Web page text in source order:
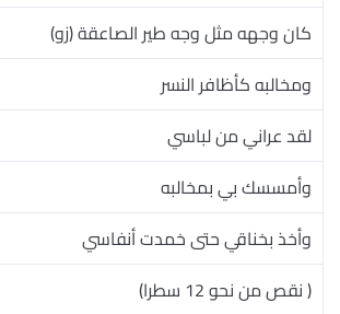
كان وجهه مثل وجه طير الصاعقة (زو)
ومخالبه كأظافر النسر
لقد عراني من لباسي
وأمسسك بي بمخالبه
وأخذ بخناقي حتى خمدت أنفاسي
( نقص من نحو 12 سطرا)